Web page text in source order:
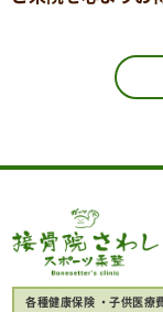
各種健康保険 子供医療